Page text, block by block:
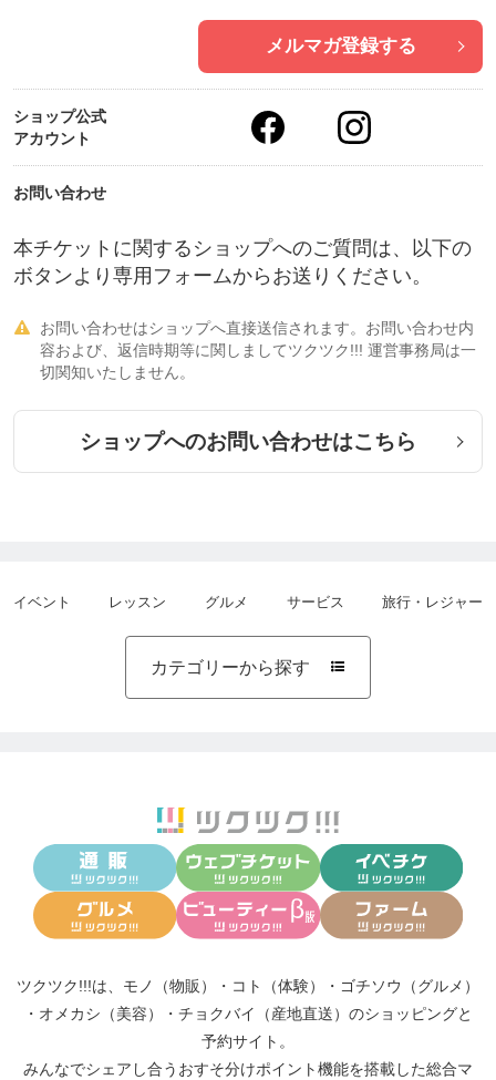
メルマガ登録する
ショップ公式
アカウント
お問い合わせ
本チケットに関するショップへのご質問は、以下の
ボタンより専用フォームからお送りください。

お問い合わせはショップへ直接送信されます。お問い合わせ内
容および、返信時期等に関しましてツクツク!!! 運営事務局は一
切関知いたしません。
ショップへのお問い合わせはこちら
イベント レッスン グルメ サービス 旅行・レジャー
カテゴリーから探す 
ツクツク!!!は、 モノ（物販） ・ コト（体験） ・ ゴチソウ（グルメ）
・ オメカシ（美容） ・ チョクバイ（産地直送） のショッピングと
予約サイト。
みんなでシェアし合う おすそ分けポイント機能を搭載した総合マ